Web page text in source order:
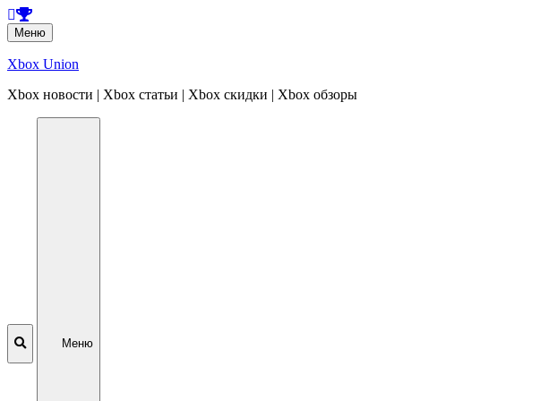
Меню Перейти
к
содержанию
Xbox Union
Xbox новости | Xbox статьи | Xbox скидки | Xbox обзоры
Меню
Перейти